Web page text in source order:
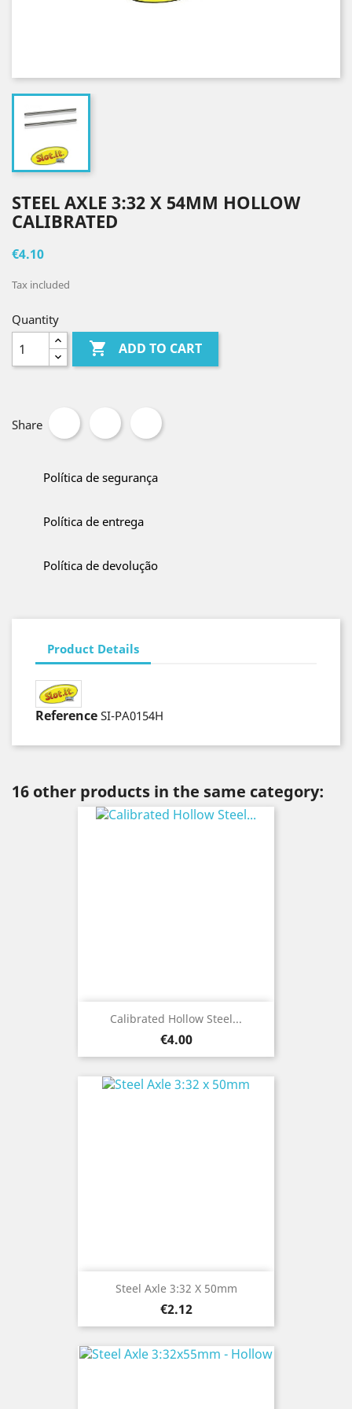
STEEL AXLE 3:32 X 54MM HOLLOW
CALIBRATED
€4.10
Tax included
Quantity
 ADD TO CART
Share
Política de segurança
Política de entrega
Política de devolução
Product Details
Reference SI-PA0154H
16 other products in the same category:
Calibrated Hollow Steel...
Price
€4.00
Steel Axle 3:32 X 50mm
Price
€2.12